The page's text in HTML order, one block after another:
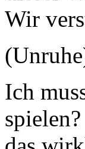
Wir
Ich